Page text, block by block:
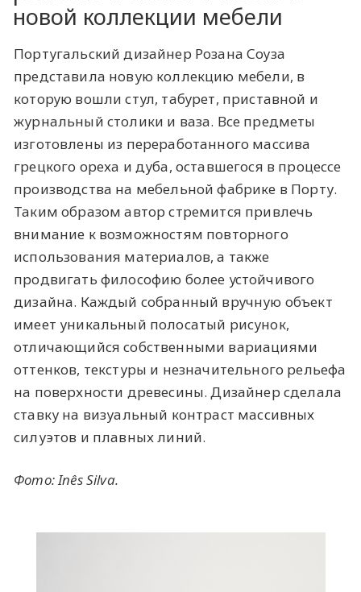
новой коллекции мебели
Португальский дизайнер Розана Соуза
представила новую коллекцию мебели, в
которую вошли стул, табурет, приставной и
журнальный столики и ваза. Все предметы
изготовлены из переработанного массива
грецкого ореха и дуба, оставшегося в процессе
производства на мебельной фабрике в Порту.
Таким образом автор стремится привлечь
внимание к возможностям повторного
использования материалов, а также
продвигать философию более устойчивого
дизайна. Каждый собранный вручную объект
имеет уникальный полосатый рисунок,
отличающийся собственными вариациями
оттенков, текстуры и незначительного рельефа
на поверхности древесины. Дизайнер сделала
ставку на визуальный контраст массивных
силуэтов и плавных линий.
Фото: Inês Silva.